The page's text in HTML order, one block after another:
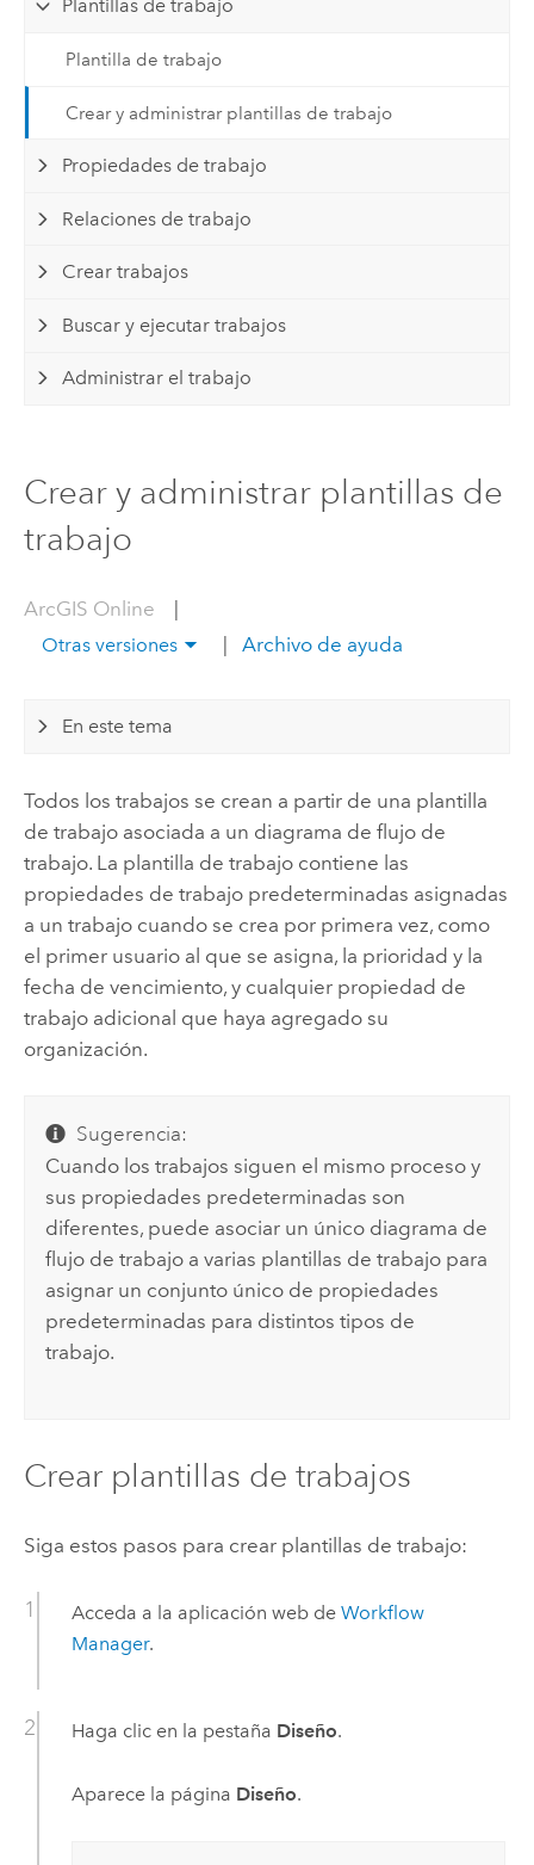
Plantillas de trabajo
Plantilla de trabajo
Crear y administrar plantillas de trabajo
Propiedades de trabajo
Relaciones de trabajo
Crear trabajos
Buscar y ejecutar trabajos
Administrar el trabajo
Crear y administrar plantillas de
trabajo
ArcGIS Online
Otras versiones Archivo de ayuda
En este tema
Todos los trabajos se crean a partir de una plantilla
de trabajo asociada a un diagrama de flujo de
trabajo. La plantilla de trabajo contiene las
propiedades de trabajo predeterminadas asignadas
a un trabajo cuando se crea por primera vez, como
el primer usuario al que se asigna, la prioridad y la
fecha de vencimiento, y cualquier propiedad de
trabajo adicional que haya agregado su
organización.
Sugerencia:
Cuando los trabajos siguen el mismo proceso y
sus propiedades predeterminadas son
diferentes, puede asociar un único diagrama de
flujo de trabajo a varias plantillas de trabajo para
asignar un conjunto único de propiedades
predeterminadas para distintos tipos de
trabajo.
Crear plantillas de trabajos
Siga estos pasos para crear plantillas de trabajo:
Acceda a la aplicación web de Workflow
Manager.
Haga clic en la pestaña Diseño.
Aparece la página Diseño.